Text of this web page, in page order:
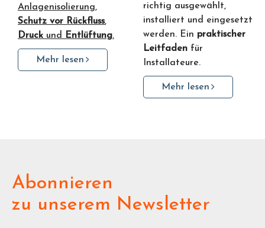
Anlagenisolierung,
Schutz vor Rückfluss,
Druck und Entlüftung.
Mehr lesen
richtig ausgewählt,
installiert und eingesetzt
werden. Ein praktischer
Leitfaden für
Installateure.
Mehr lesen
Abonnieren
zu unserem Newsletter